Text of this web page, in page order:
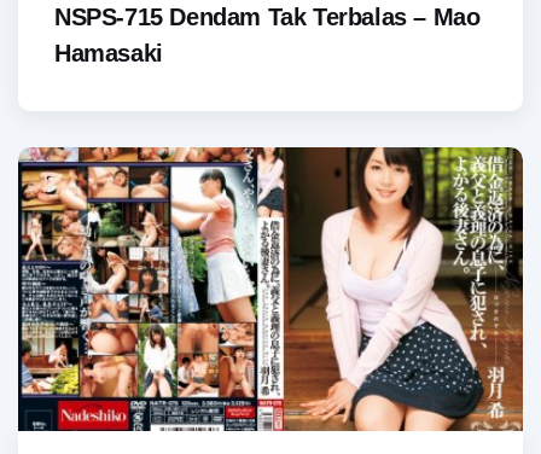
NSPS-715 Dendam Tak Terbalas – Mao
Hamasaki